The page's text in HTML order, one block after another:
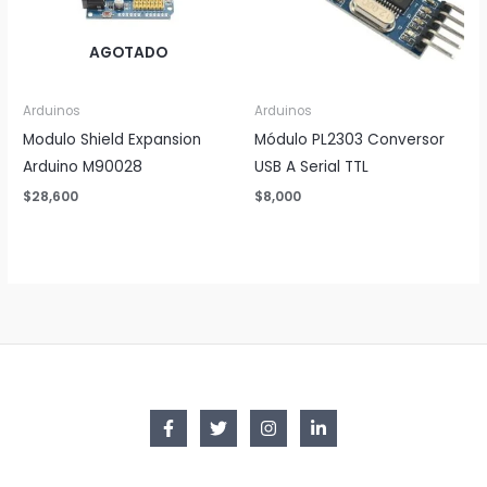
AGOTADO
Arduinos
Modulo Shield Expansion
Arduino M90028
$28,600
Arduinos
Módulo PL2303 Conversor
USB A Serial TTL
$8,000